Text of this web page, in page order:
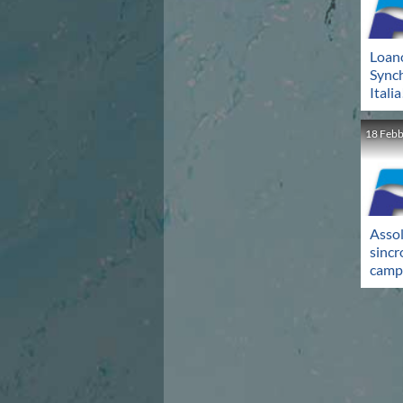
Campionato A2 Maschile
Campionato A2 Femminile
Campionato B Maschile
Storico Campionati 2003-2017
Finali Giovanili
CoMeN Cup
18